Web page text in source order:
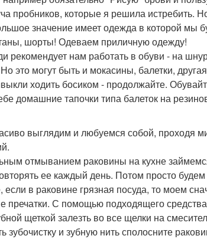
пробников, которые я решила истребить.
значение имеет одежда в которой мы
шорты! Одеваем приличную одежду!
рекомендует нам работать в обуви - на
это могут быть и мокасины, балетки,
ходить босиком - продолжайте.
домашние тапочки типа балеток на
выглядим и любуемся собой, проходя
отмыванием раковины на кухне
ее каждый день. Потом просто
если в раковине грязная посуда, то моем
пречатки. С помощью подходящего
щеткой залезть во все щелки на
зубочистку и зубную нить сполосните